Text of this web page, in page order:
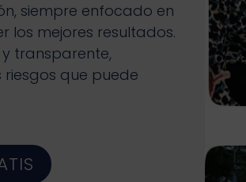
siempre enfocado en
los mejores resultados.
transparente,
que puede